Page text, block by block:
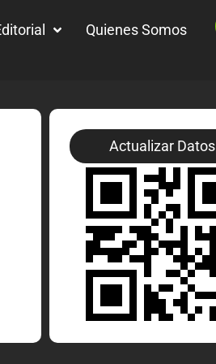
Quienes Somos
Actualizar Datos